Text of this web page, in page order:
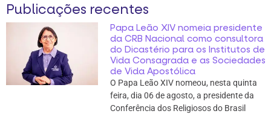
Publicações recentes
Papa Leão XIV nomeia presidente
da CRB Nacional como consultora
do Dicastério para os Institutos de
Vida Consagrada e as Sociedades
de Vida Apostólica
O Papa Leão XIV nomeou, nesta quinta
feira, dia 06 de agosto, a presidente da
Conferência dos Religiosos do Brasil